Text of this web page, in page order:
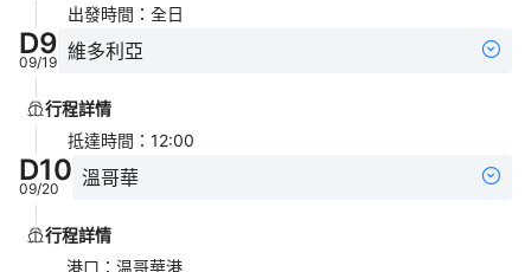
出發時間 ： 全日
D9
09/19 維多利亞
行程詳情
抵達時間 ： 12:00
D10
09/20 溫哥華
行程詳情
港口 ： 温哥華港